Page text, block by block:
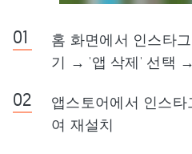
홈 화면에서 인스타
기 → '앱 삭제' 선택
앱스토어에서 인스
여 재설치